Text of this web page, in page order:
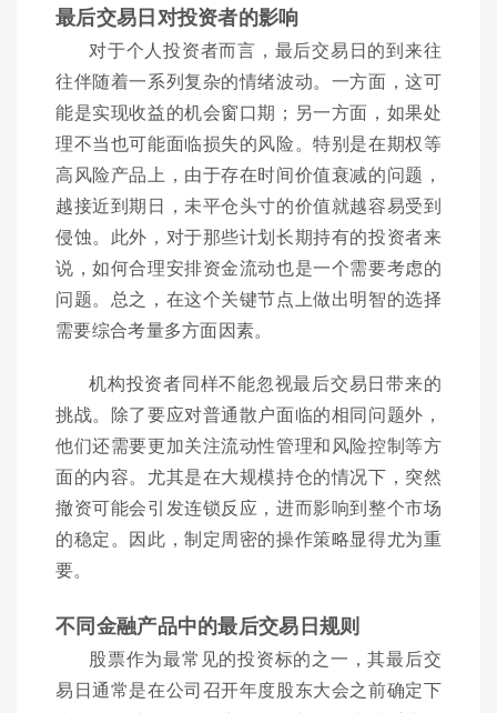
最后交易日对投资者的影响
对于个人投资者而言，最后交易日的到来往
往伴随着一系列复杂的情绪波动。一方面，这可
能是实现收益的机会窗口期；另一方面，如果处
理不当也可能面临损失的风险。特别是在期权等
高风险产品上，由于存在时间价值衰减的问题，
越接近到期日，未平仓头寸的价值就越容易受到
侵蚀。此外，对于那些计划长期持有的投资者来
说，如何合理安排资金流动也是一个需要考虑的
问题。总之，在这个关键节点上做出明智的选择
需要综合考量多方面因素。
机构投资者同样不能忽视最后交易日带来的
挑战。除了要应对普通散户面临的相同问题外，
他们还需要更加关注流动性管理和风险控制等方
面的内容。尤其是在大规模持仓的情况下，突然
撤资可能会引发连锁反应，进而影响到整个市场
的稳定。因此，制定周密的操作策略显得尤为重
要。
不同金融产品中的最后交易日规则
股票作为最常见的投资标的之一，其最后交
易日通常是在公司召开年度股东大会之前确定下